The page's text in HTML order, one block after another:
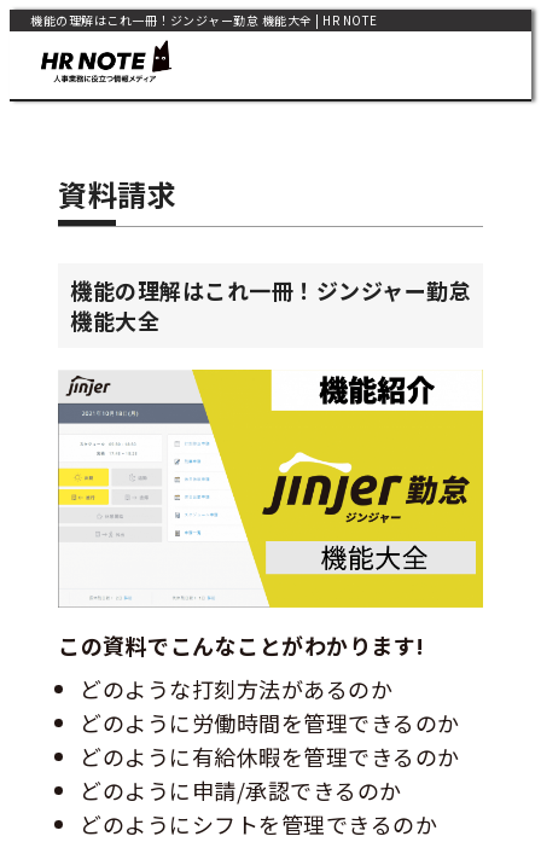
機能の理解はこれ一冊！ジンジャー勤怠 機能大全 | HR NOTE
資料請求
機能の理解はこれ一冊！ジンジャー勤怠
機能大全
この資料でこんなことがわかります!
どのような打刻方法があるのか
どのように労働時間を管理できるのか
どのように有給休暇を管理できるのか
どのように申請/承認できるのか
どのようにシフトを管理できるのか